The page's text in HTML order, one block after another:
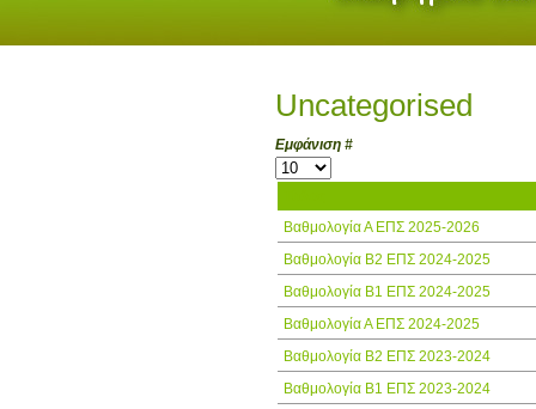
Uncategorised
Εμφάνιση #
Βαθμολογία Α ΕΠΣ 2025-2026
Βαθμολογία Β2 ΕΠΣ 2024-2025
Βαθμολογία Β1 ΕΠΣ 2024-2025
Βαθμολογία Α ΕΠΣ 2024-2025
Βαθμολογία Β2 ΕΠΣ 2023-2024
Βαθμολογία Β1 ΕΠΣ 2023-2024